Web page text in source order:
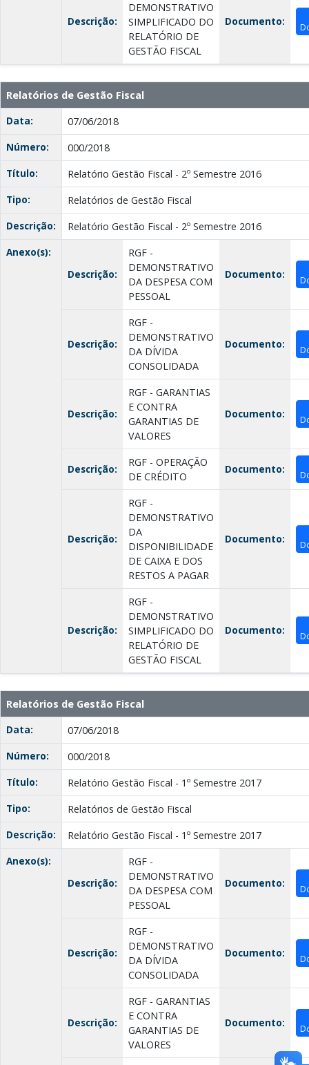
Descrição:
DEMONSTRATIVO
SIMPLIFICADO DO
RELATÓRIO DE
GESTÃO FISCAL
Documento:
Relatórios de Gestão Fiscal
Data:
07/06/2018
Número:
000/2018
Título:
Relatório Gestão Fiscal - 2º Semestre 2016
Tipo:
Relatórios de Gestão Fiscal
Descrição:
Relatório Gestão Fiscal - 2º Semestre 2016
Anexo(s):
Descrição:
RGF -
DEMONSTRATIVO
DA DESPESA COM
PESSOAL
Documento:
Descrição:
RGF -
DEMONSTRATIVO
DA DÍVIDA
CONSOLIDADA
Documento:
Descrição:
RGF - GARANTIAS
E CONTRA
GARANTIAS DE
VALORES
Documento:
Descrição:
RGF - OPERAÇÃO
DE CRÉDITO
Documento:
Descrição:
RGF -
DEMONSTRATIVO
DA
DISPONIBILIDADE
DE CAIXA E DOS
RESTOS A PAGAR
Documento:
Descrição:
RGF -
DEMONSTRATIVO
SIMPLIFICADO DO
RELATÓRIO DE
GESTÃO FISCAL
Documento:
Relatórios de Gestão Fiscal
Data:
07/06/2018
Número:
000/2018
Título:
Relatório Gestão Fiscal - 1º Semestre 2017
Tipo:
Relatórios de Gestão Fiscal
Descrição:
Relatório Gestão Fiscal - 1º Semestre 2017
Anexo(s):
Descrição:
RGF -
DEMONSTRATIVO
DA DESPESA COM
PESSOAL
Documento:
Descrição:
RGF -
DEMONSTRATIVO
DA DÍVIDA
CONSOLIDADA
Documento:
Descrição:
RGF - GARANTIAS
E CONTRA
GARANTIAS DE
VALORES
Documento: